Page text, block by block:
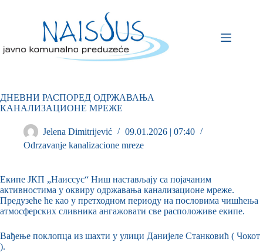
ДНЕВНИ РАСПОРЕД ОДРЖАВАЊА
КАНАЛИЗАЦИОНЕ МРЕЖЕ
Jelena Dimitrijević
09.01.2026 | 07:40
Odrzavanje kanalizacione mreze
Екипе ЈКП „Наиссус“ Ниш настављају са појачаним
активностима у оквиру одржавања канализационе мреже.
Предузеће ће као у претходном периоду на пословима чишћења
атмосферских сливника ангажовати све расположиве екипе.
Вађење поклопца из шахти у улици Данијеле Станковић ( Чокот
).